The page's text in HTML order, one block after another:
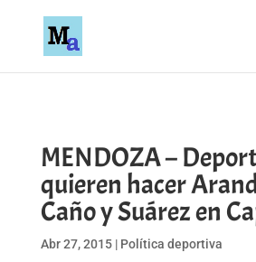
MENDOZA –
quieren hacer
Caño y Suárez en
Abr 27, 2015| Política deportiva